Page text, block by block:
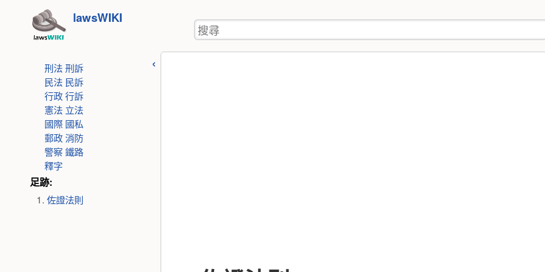
lawsWIKI
用
者
工
搜
尋
刑法刑訴
民法 民訴
行政行訴
憲法 立法
國際 國私
郵政消防
警察鐵路
釋字
足跡:
佐證法則